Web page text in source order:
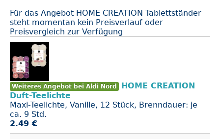
Für das Angebot HOME CREATION Tablettständer
steht momentan kein Preisverlauf oder
Preisvergleich zur Verfügung
Weiteres Angebot bei Aldi Nord
HOME CREATION
Duft-Teelichte
Maxi-Teelichte, Vanille, 12 Stück, Brenndauer: je
ca. 9 Std.
2.49 €